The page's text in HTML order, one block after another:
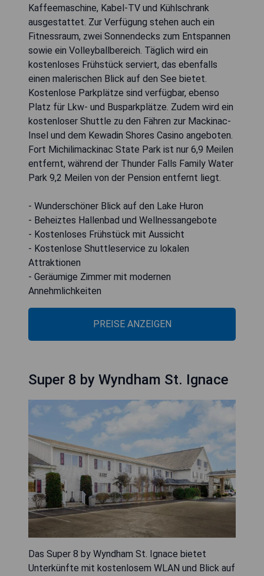
Kaffeemaschine, Kabel-TV und Kühlschrank
ausgestattet. Zur Verfügung stehen auch ein
Fitnessraum, zwei Sonnendecks zum Entspannen
sowie ein Volleyballbereich. Täglich wird ein
kostenloses Frühstück serviert, das ebenfalls
einen malerischen Blick auf den See bietet.
Kostenlose Parkplätze sind verfügbar, ebenso
Platz für Lkw- und Busparkplätze. Zudem wird ein
kostenloser Shuttle zu den Fähren zur Mackinac-
Insel und dem Kewadin Shores Casino angeboten.
Fort Michilimackinac State Park ist nur 6,9 Meilen
entfernt, während der Thunder Falls Family Water
Park 9,2 Meilen von der Pension entfernt liegt.
- Wunderschöner Blick auf den Lake Huron
- Beheiztes Hallenbad und Wellnessangebote
- Kostenloses Frühstück mit Aussicht
- Kostenlose Shuttleservice zu lokalen
Attraktionen
- Geräumige Zimmer mit modernen
Annehmlichkeiten
PREISE ANZEIGEN
Super 8 by Wyndham St. Ignace
Das Super 8 by Wyndham St. Ignace bietet
Unterkünfte mit kostenlosem WLAN und Blick auf